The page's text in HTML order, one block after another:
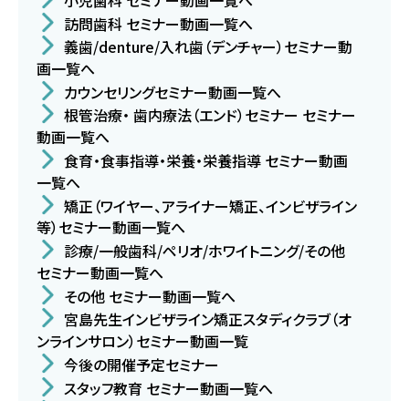
訪問歯科 セミナー動画一覧へ
義歯/denture/入れ歯（デンチャー）セミナー動
画一覧へ
カウンセリングセミナー動画一覧へ
根管治療・ 歯内療法（エンド）セミナー セミナー
動画一覧へ
食育・食事指導・栄養・栄養指導 セミナー動画
一覧へ
矯正（ワイヤー、アライナー矯正、インビザライン
等）セミナー動画一覧へ
診療/一般歯科/ペリオ/ホワイトニング/その他
セミナー動画一覧へ
その他 セミナー動画一覧へ
宮島先生インビザライン矯正スタディクラブ（オ
ンラインサロン）セミナー動画一覧
今後の開催予定セミナー
スタッフ教育 セミナー動画一覧へ